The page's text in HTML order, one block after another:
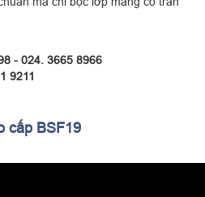
- 024. 3665 8966
9211
cấp BSF19